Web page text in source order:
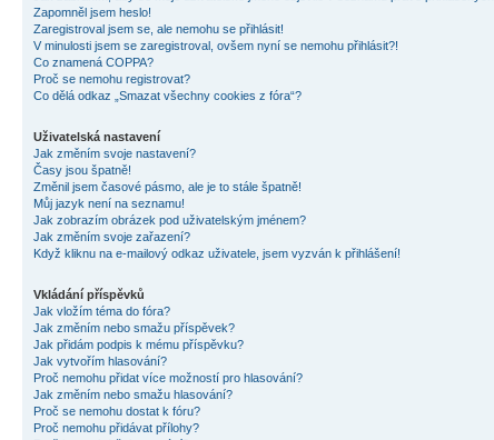
Zapomněl jsem heslo!
Zaregistroval jsem se, ale nemohu se přihlásit!
V minulosti jsem se zaregistroval, ovšem nyní se nemohu přihlásit?!
Co znamená COPPA?
Proč se nemohu registrovat?
Co dělá odkaz „Smazat všechny cookies z fóra“?
Uživatelská nastavení
Jak změním svoje nastavení?
Časy jsou špatně!
Změnil jsem časové pásmo, ale je to stále špatně!
Můj jazyk není na seznamu!
Jak zobrazím obrázek pod uživatelským jménem?
Jak změním svoje zařazení?
Když kliknu na e-mailový odkaz uživatele, jsem vyzván k přihlášení!
Vkládání příspěvků
Jak vložím téma do fóra?
Jak změním nebo smažu příspěvek?
Jak přidám podpis k mému příspěvku?
Jak vytvořím hlasování?
Proč nemohu přidat více možností pro hlasování?
Jak změním nebo smažu hlasování?
Proč se nemohu dostat k fóru?
Proč nemohu přidávat přílohy?